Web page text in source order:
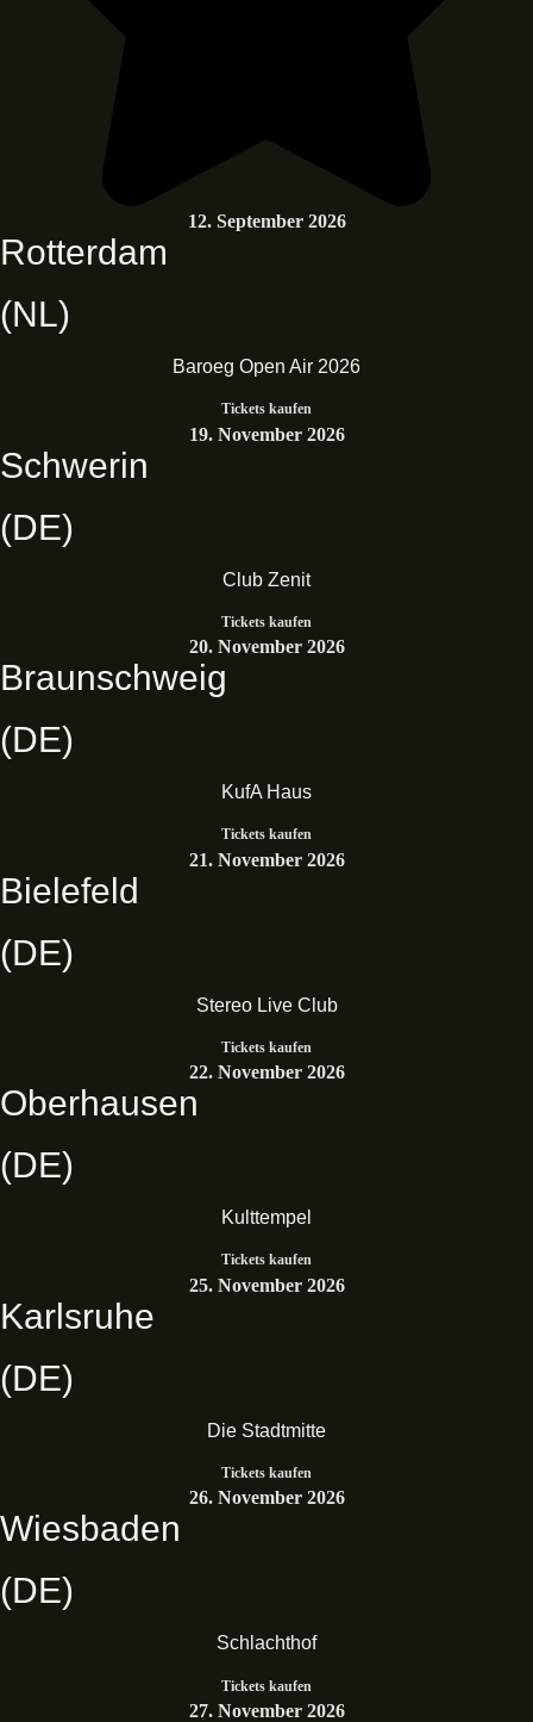
12. September 2026
Rotterdam
(NL)
Baroeg Open Air 2026
Tickets kaufen
19. November 2026
Schwerin
(DE)
Club Zenit
Tickets kaufen
20. November 2026
Braunschweig
(DE)
KufA Haus
Tickets kaufen
21. November 2026
Bielefeld
(DE)
Stereo Live Club
Tickets kaufen
22. November 2026
Oberhausen
(DE)
Kulttempel
Tickets kaufen
25. November 2026
Karlsruhe
(DE)
Die Stadtmitte
Tickets kaufen
26. November 2026
Wiesbaden
(DE)
Schlachthof
Tickets kaufen
27. November 2026